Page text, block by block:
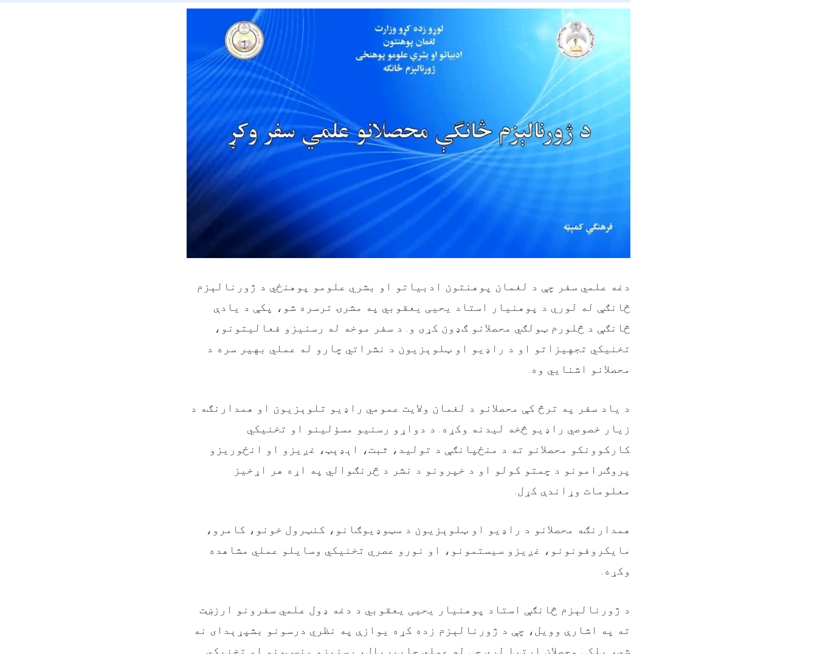
دغه علمي سفر چې د لغمان پوهنتون ادبیاتو او بشري علومو پوهنځي د ژورنالېزم
څانګې له لوري د پوهنیار استاد یحیی یعقوبي په مشرۍ ترسره شو، پکې د یادې
څانګې د څلورم ټولګي محصلانو ګډون کړی و. د سفر موخه له رسنیزو فعالیتونو،
تخنیکي تجهیزاتو او د راډیو او ټلوېزیون د نشراتي چارو له عملي بهیر سره د
محصلانو اشنایي وه .
د یاد سفر په ترڅ کې محصلانو د لغمان ولایت عمومي راډیو تلوېزیون او همدارنګه د
زیار خصوصي راډیو څخه لیدنه وکړه. د دواړو رسنیو مسؤلینو او تخنیکي
کارکوونکو محصلانو ته د منځپانګې د تولید، ثبت، اېډېټ، غږیزو او انځوریزو
پروګرامونو د چمتو کولو او د خپرونو د نشر د څرنګوالي په اړه هر اړخیز
معلومات وړاندې کړل.
همدارنګه محصلانو د راډیو او ټلوېزیون د سټوډیوګانو، کنټرول خونو، کامرو،
مایکروفونونو، غږیزو سیستمونو، او نورو عصري تخنیکي وسایلو عملي مشاهده
وکړه .
د ژورنالېزم څانګې استاد پوهنیار یحیی یعقوبي د دغه ډول علمي سفرونو ارزښت
ته په اشارې وویل، چې د ژورنالېزم زده کړه یوازې په نظري درسونو بشپړېدای نه
شي، بلکې محصلان اړتیا لري چې له عملي چاپېریال، رسنیزو بنسټونو او تخنیکي